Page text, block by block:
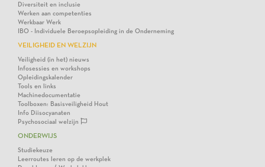
Diversiteit en inclusie
Werken aan competenties
Werkbaar Werk
IBO - Individuele Beroepsopleiding in de Onderneming
VEILIGHEID EN WELZIJN
Veiligheid (in het) nieuws
Infosessies en workshops
Opleidingskalender
Tools en links
Machinedocumentatie
Toolboxen: Basisveiligheid Hout
Info Diisocyanaten
Psychosociaal welzijn
ONDERWIJS
Studiekeuze
Leerroutes leren op de werkplek